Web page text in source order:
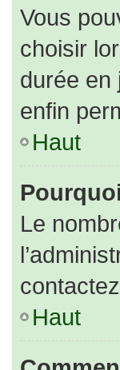
Vous
choisir
durée en
enfin
Haut
Le
Haut